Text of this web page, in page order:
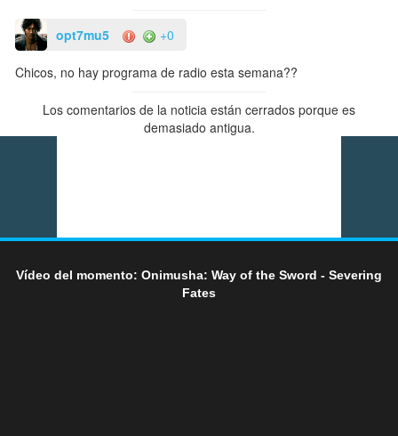
opt7mu5 +0
Chicos, no hay programa de radio esta semana??
Los comentarios de la noticia están cerrados porque es
demasiado antigua.
Vídeo del momento: Onimusha: Way of the Sword - Severing
Fates